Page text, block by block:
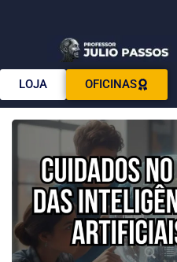
LOJA OFICINAS